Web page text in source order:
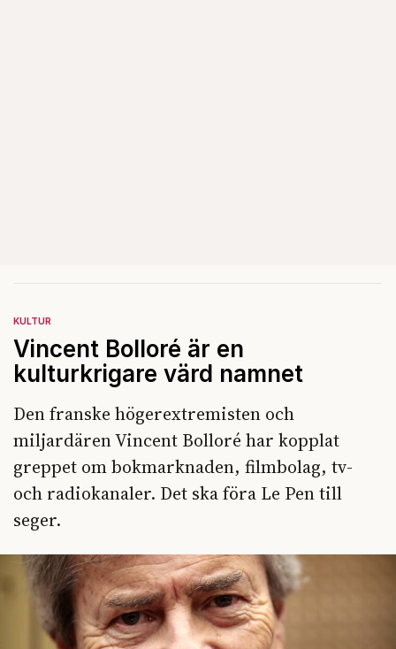
KULTUR
Vincent Bolloré är en
kulturkrigare värd namnet
Den franske högerextremisten och
miljardären Vincent Bolloré har kopplat
greppet om bokmarknaden, filmbolag, tv-
och radiokanaler. Det ska föra Le Pen till
seger.